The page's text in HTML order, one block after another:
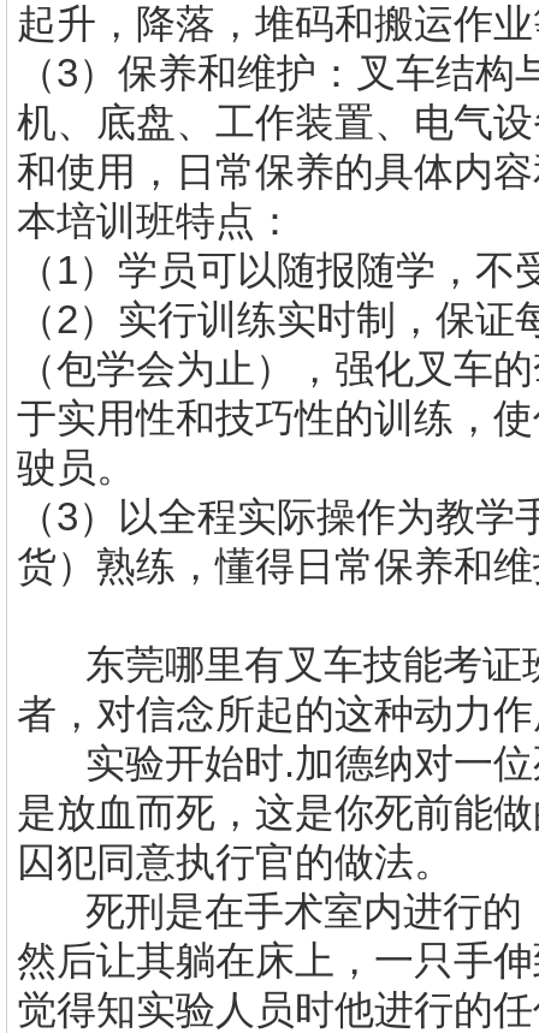
起升，降落，堆码和搬运作
（3）保养和维护：叉车结
机、底盘、工作装置、电气
和使用，日常保养的具体内
本培训班特点：
（1）学员可以随报随学，
（2）实行训练实时制，保
（包学会为止），强化叉车
于实用性和技巧性的训练，
驶员。
（3）以全程实际操作为教
货）熟练，懂得日常保养和
东莞哪里有叉车技能考证
者，对信念所起的这种动力
实验开始时.加德纳对一
是放血而死，这是你死前能
囚犯同意执行官的做法。
死刑是在手术室内进行
然后让其躺在床上，一只手
觉得知实验人员时他进行的